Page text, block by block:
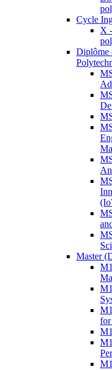
Cycle
X
Diplôme
Master